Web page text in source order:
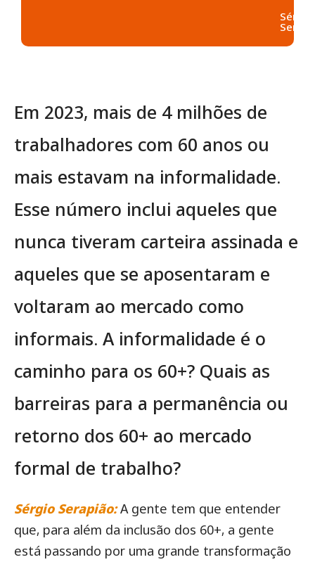
Sérgio
Em 2023, mais de 4 milhões de
trabalhadores com 60 anos ou
mais estavam na informalidade.
Esse número inclui aqueles que
nunca tiveram carteira assinada e
aqueles que se aposentaram e
voltaram ao mercado como
informais. A informalidade é o
caminho para os 60+? Quais as
barreiras para a permanência ou
retorno dos 60+ ao mercado
formal de trabalho?
Sérgio Serapião: A gente tem que entender
que, para além da inclusão dos 60+, a gente
está passando por uma grande transformação